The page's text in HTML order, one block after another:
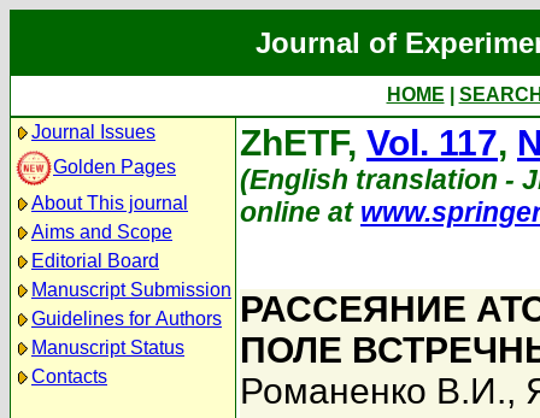
Journal of
HOME
Journal Issues
Golden Pages
About This journal
Aims and Scope
Editorial Board
Manuscript Submission
Guidelines for Authors
Manuscript Status
Contacts
ZhETF, Vol. 117,
(English translation -
online at
РАССЕЯНИЕ
ПОЛЕ
Романенко В.И.,